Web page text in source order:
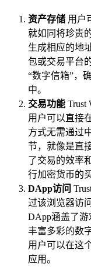
资产存储 用户
就如同将珍贵
生成相应的地
包或交易平台
“数字信箱”，
中。
交易功能 Trust
用户可以直接
方式无需通过
节，就像是直
了交易的效率
行加密货币的
DApp访问
过该浏览器访
DApp涵盖了
丰富多彩的数
用户可以在这
应用。